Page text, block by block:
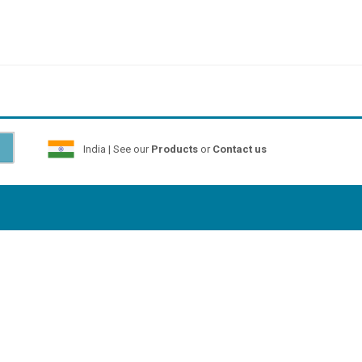
India | See our Productsor Contact us